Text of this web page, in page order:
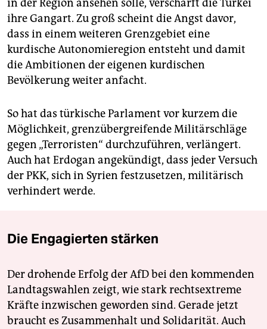
in der Region ansehen solle, verschärft die Türkei
ihre Gangart. Zu groß scheint die Angst davor,
dass in einem weiteren Grenzgebiet eine
kurdische Autonomieregion entsteht und damit
die Ambitionen der eigenen kurdischen
Bevölkerung weiter anfacht.
So hat das türkische Parlament vor kurzem die
Möglichkeit, grenzübergreifende Militärschläge
gegen „Terroristen“ durchzuführen, verlängert.
Auch hat Erdogan angekündigt, dass jeder Versuch
der PKK, sich in Syrien festzusetzen, militärisch
verhindert werde.
Die Engagierten stärken
Der drohende Erfolg der AfD bei den kommenden
Landtagswahlen zeigt, wie stark rechtsextreme
Kräfte inzwischen geworden sind. Gerade jetzt
braucht es Zusammenhalt und Solidarität. Auch